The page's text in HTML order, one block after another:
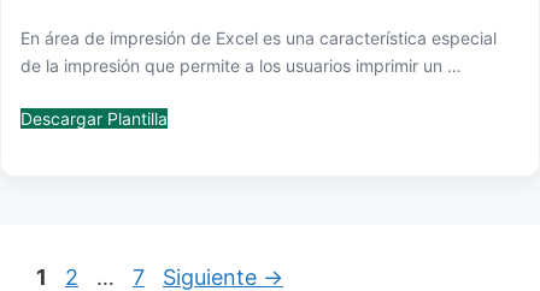
En área de impresión de Excel es una característica especial
de la impresión que permite a los usuarios imprimir un …
Descargar Plantilla
Página
1 Página
2 … Página
7 Siguiente →